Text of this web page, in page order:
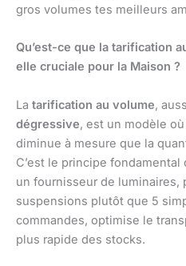
gros volumes tes meilleurs
Qu’est-ce que la tarification
elle cruciale pour la Maison ?
La tarification au volume,
dégressive, est un modèle
diminue à mesure que la
C’est le principe fondamental
un fournisseur de luminaires,
suspensions plutôt que 5
commandes, optimise le
plus rapide des stocks.